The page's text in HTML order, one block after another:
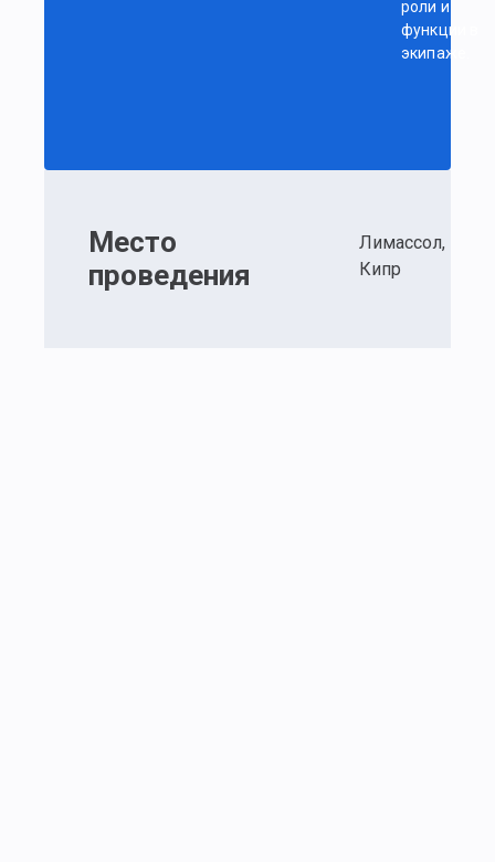
роли и
функции в
экипаже.
Место
проведения
Лимассол,
Кипр